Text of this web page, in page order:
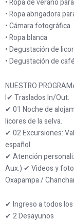
• Ropa de verano
• Ropa abrigadora
• Cámara fotográfica.
• Ropa blanca
• Degustación de
• Degustación de
NUESTRO
I✔ Traslados In/Out.
✔ 01 Noche de
licores de la selva.
✔ 02 Excursiones:
español.
✔ Atención
Aux.) ✔ Videos y
Oxapampa /
✔ Ingreso a todos
✔ 2 Desayunos